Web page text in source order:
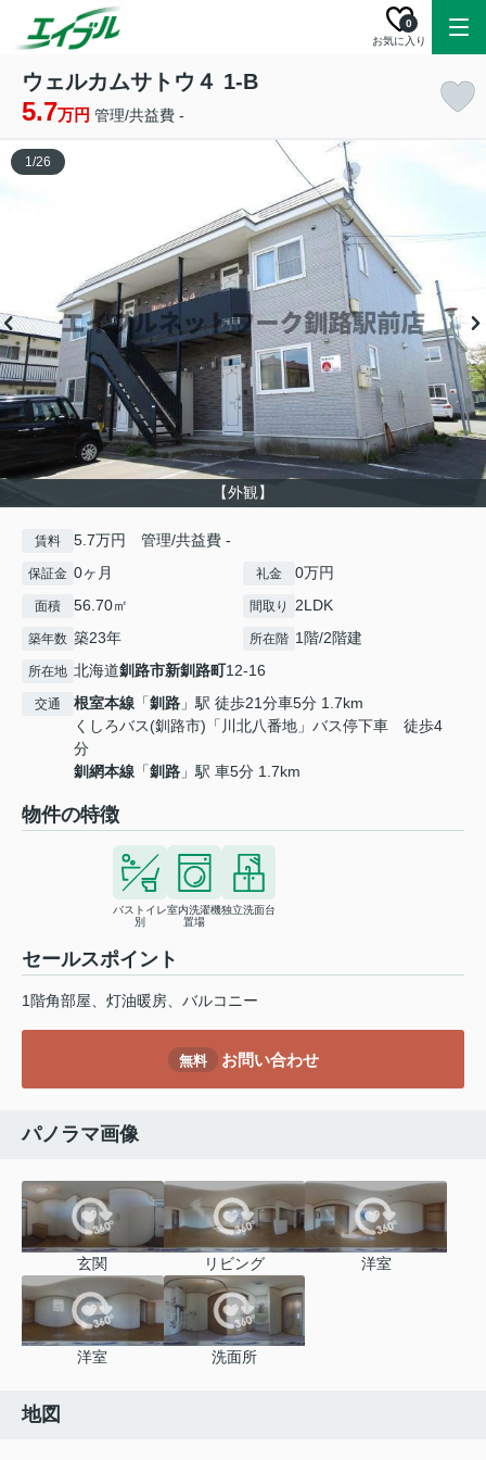
お気に入り
0
ウェルカムサトウ４ 1-B
5.7万円 管理/共益費 -
【外観】
1/26
賃料 5.7万円 管理/共益費 -
保証金 0ヶ月 礼金 0万円
面積 56.70㎡ 間取り 2LDK
築年数 築23年 所在階 1階/2階建
所在地 北海道釧路市新釧路町12-16
交通 根室本線 「釧路 」駅 徒歩21分車5分 1.7km
くしろバス(釧路市)「川北八番地」バス停下車 徒歩4
分
釧網本線 「釧路 」駅 車5分 1.7km
物件の特徴
バストイレ
別
室内洗濯機
置場
独立洗面台
セールスポイント
1階角部屋、灯油暖房、バルコニー
無料 お問い合わせ
パノラマ画像
玄関 リビング 洋室
洋室 洗面所
地図